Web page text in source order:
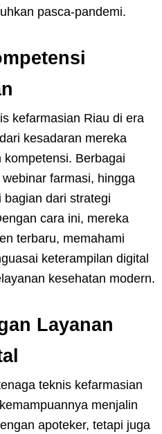
pasca-pandemi.
kefarmasian Riau di era
kesadaran mereka
Berbagai
farmasi, hingga
bagian dari strategi
cara ini, mereka
terbaru, memahami
keterampilan digital
kesehatan modern.
Layanan
teknis kefarmasian
menjalin
apoteker, tetapi juga